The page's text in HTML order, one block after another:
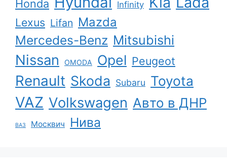
Honda Infinity
Lexus Lifan Mazda
Mercedes-Benz Mitsubishi
Nissan OMODA Opel Peugeot
Renault Skoda Subaru Toyota
VAZ Volkswagen Авто в ДНР
ВАЗ Москвич Нива